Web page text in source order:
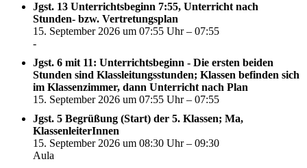
Jgst. 13 Unterrichtsbeginn 7:55, Unterricht nach
Stunden- bzw. Vertretungsplan
15. September 2026 um 07:55 Uhr – 07:55
-
Jgst. 6 mit 11: Unterrichtsbeginn - Die ersten beiden
Stunden sind Klassleitungsstunden; Klassen befinden sich
im Klassenzimmer, dann Unterricht nach Plan
15. September 2026 um 07:55 Uhr – 07:55
Jgst. 5 Begrüßung (Start) der 5. Klassen; Ma,
KlassenleiterInnen
15. September 2026 um 08:30 Uhr – 09:30
Aula